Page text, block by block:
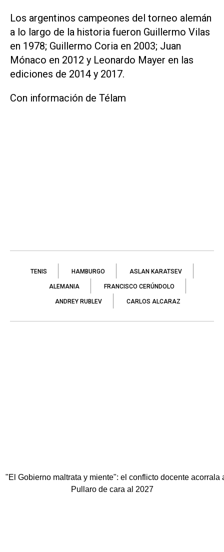
Los argentinos campeones del torneo alemán
a lo largo de la historia fueron Guillermo Vilas
en 1978; Guillermo Coria en 2003; Juan
Mónaco en 2012 y Leonardo Mayer en las
ediciones de 2014 y 2017.
Con información de Télam
TENIS HAMBURGO ASLAN KARATSEV
ALEMANIA FRANCISCO CERÚNDOLO
ANDREY RUBLEV CARLOS ALCARAZ